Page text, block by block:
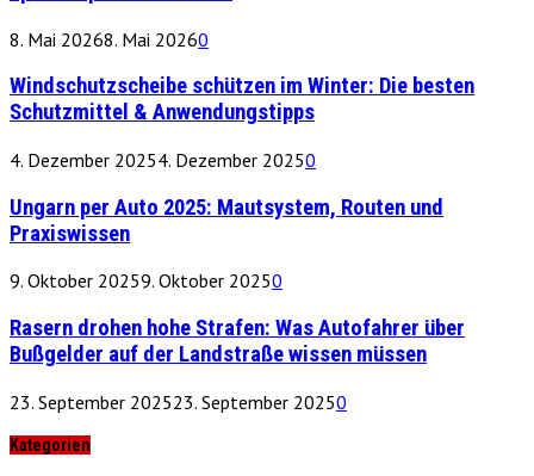
8. Mai 20268. Mai 20260
Windschutzscheibe schützen im Winter: Die besten
Schutzmittel & Anwendungstipps
4. Dezember 20254. Dezember 20250
Ungarn per Auto 2025: Mautsystem, Routen und
Praxiswissen
9. Oktober 20259. Oktober 20250
Rasern drohen hohe Strafen: Was Autofahrer über
Bußgelder auf der Landstraße wissen müssen
23. September 202523. September 20250
Kategorien